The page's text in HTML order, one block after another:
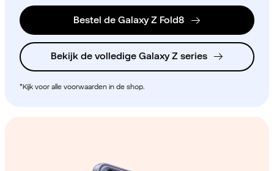
Bestel de Galaxy Z Fold8
Bekijk de volledige Galaxy Z series
*Kijk voor alle voorwaarden in de shop.